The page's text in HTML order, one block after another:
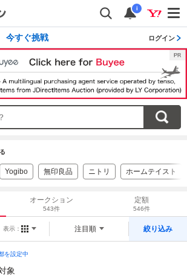
i
今すぐ挑戦 ログイン
Yogibo 無印良品 ニトリ ホームテイスト
オークション
543件
定額
546件
表示： 注目順 絞り込み
を設定中
象